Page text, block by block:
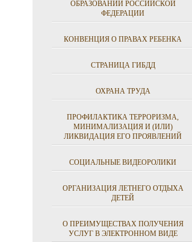
ОБРАЗОВАНИИ РОССИЙСКОЙ
ФЕДЕРАЦИИ
КОНВЕНЦИЯ О ПРАВАХ РЕБЕНКА
СТРАНИЦА ГИБДД
ОХРАНА ТРУДА
ПРОФИЛАКТИКА ТЕРРОРИЗМА,
МИНИМАЛИЗАЦИЯ И (ИЛИ)
ЛИКВИДАЦИЯ ЕГО ПРОЯВЛЕНИЙ
СОЦИАЛЬНЫЕ ВИДЕОРОЛИКИ
ОРГАНИЗАЦИЯ ЛЕТНЕГО ОТДЫХА
ДЕТЕЙ
О ПРЕИМУЩЕСТВАХ ПОЛУЧЕНИЯ
УСЛУГ В ЭЛЕКТРОННОМ ВИДЕ